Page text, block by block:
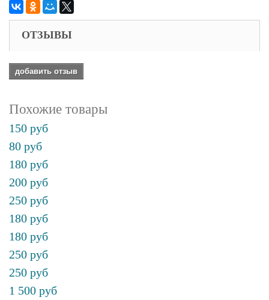
ОТЗЫВЫ
добавить отзыв
Похожие товары
150 руб
80 руб
180 руб
200 руб
250 руб
180 руб
180 руб
250 руб
250 руб
1 500 руб